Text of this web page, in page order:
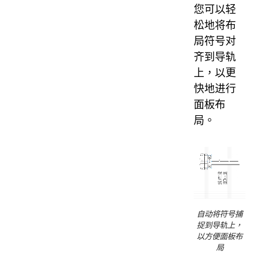
您可以轻
松地将布
局符号对
齐到导轨
上，以更
快地进行
面板布
局。
自动将符号捕
捉到导轨上，
以方便面板布
局